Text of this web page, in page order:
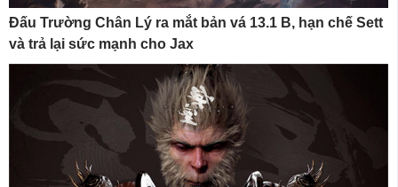
Đấu Trường Chân Lý ra mắt bản vá 13.1 B, hạn chế Sett
và trả lại sức mạnh cho Jax